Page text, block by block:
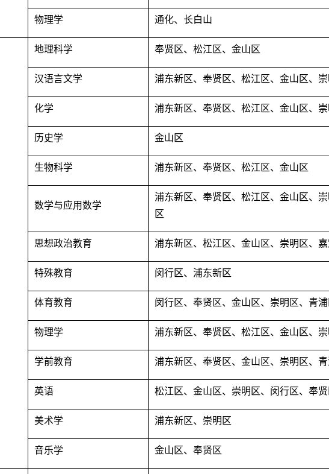
物理学 通化、长白山
地理科学 奉贤区、松江区、金山区
汉语言文学 浦东新区、奉贤区、松江区、金山区、
化学 浦东新区、奉贤区、松江区、金山区、
历史学 金山区
生物科学 浦东新区、奉贤区、松江区、金山区
数学与应用数学
浦东新区、奉贤区、松江区、金山区、
区
思想政治教育 浦东新区、松江区、金山区、崇明区、
特殊教育 闵行区、浦东新区
体育教育 闵行区、奉贤区、金山区、崇明区、青
物理学 浦东新区、奉贤区、松江区、金山区、
学前教育 浦东新区、奉贤区、金山区、崇明区、
英语 松江区、金山区、崇明区、闵行区、奉贤
美术学 浦东新区、崇明区
音乐学 金山区、奉贤区